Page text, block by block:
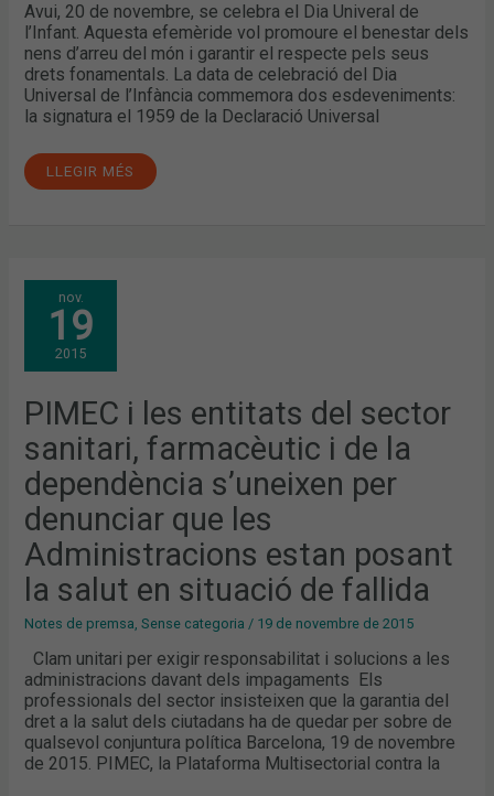
Avui, 20 de novembre, se celebra el Dia Univeral de
l’Infant. Aquesta efemèride vol promoure el benestar dels
nens d’arreu del món i garantir el respecte pels seus
drets fonamentals. La data de celebració del Dia
Universal de l’Infància commemora dos esdeveniments:
la signatura el 1959 de la Declaració Universal
LLEGIR MÉS
nov.
19
2015
PIMEC i les entitats del sector
sanitari, farmacèutic i de la
dependència s’uneixen per
denunciar que les
Administracions estan posant
la salut en situació de fallida
Notes de premsa,Sense categoria / 19 de novembre de 2015
Clam unitari per exigir responsabilitat i solucions a les
administracions davant dels impagaments Els
professionals del sector insisteixen que la garantia del
dret a la salut dels ciutadans ha de quedar per sobre de
qualsevol conjuntura política Barcelona, 19 de novembre
de 2015. PIMEC, la Plataforma Multisectorial contra la
PIMEC
LES
ENTITATS
DEL
SECTOR
SANITARI,
I
DE
LA
DEPENDÈNCIA
S’UNEIXEN
DENUNCIAR
QUE
LES
ADMINISTRACIONS
ESTAN
POSANT
SALUT
EN
SITUACIÓ
DE